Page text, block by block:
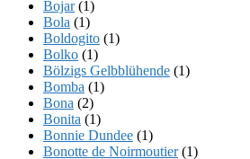
Bojar(1)
Bola (1)
Boldogito (1)
Bolko (1)
Bölzigs Gelbblühende (1)
Bomba (1)
Bona (2)
Bonita (1)
Bonnie Dundee (1)
Bonotte de Noirmoutier(1)